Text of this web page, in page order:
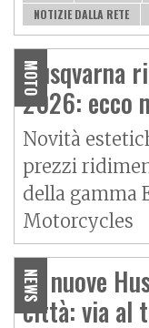
NOTIZIE DALLA RETE
MOTO
Husqvarna
2026: ecco
Novità
prezzi
della gamma
Motorcycles
NEWS
Le nuove
città: via al